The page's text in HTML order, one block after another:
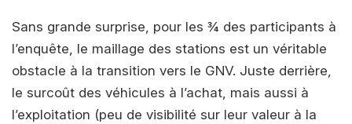
Sans grande surprise, pour les ¾ des participants à
l’enquête, le maillage des stations est un véritable
obstacle à la transition vers le GNV. Juste derrière,
le surcoût des véhicules à l’achat, mais aussi à
l’exploitation (peu de visibilité sur leur valeur à la